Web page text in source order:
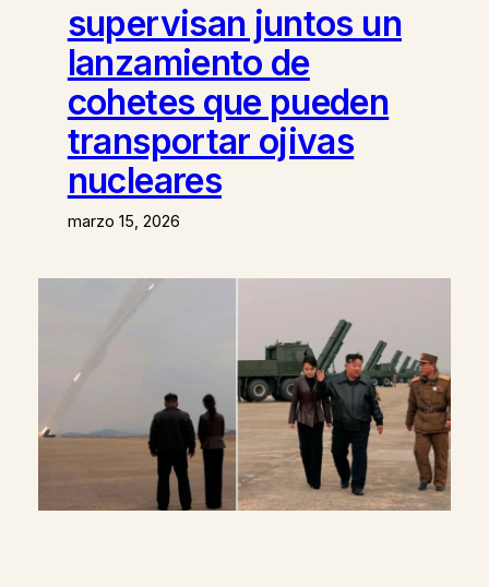
supervisan juntos un
lanzamiento de
cohetes que pueden
transportar ojivas
nucleares
marzo 15, 2026